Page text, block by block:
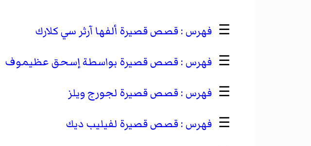
☰
قصص قصيرة ألفها آرثر سي كلارك
☰
قصص قصيرة بواسطة إسحق عظيموف
☰
قصص قصيرة لجورج ويلز
☰
قصص قصيرة لفيليب ديك